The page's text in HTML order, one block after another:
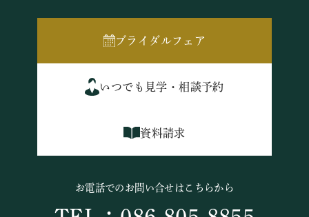
ブライダルフェア
いつでも見学・相談予約
資料請求
お電話でのお問い合せはこちらから